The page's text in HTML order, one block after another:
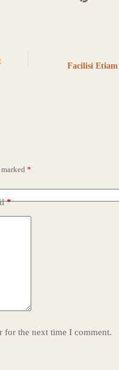
Facilisi
*
*
for the next time I comment.